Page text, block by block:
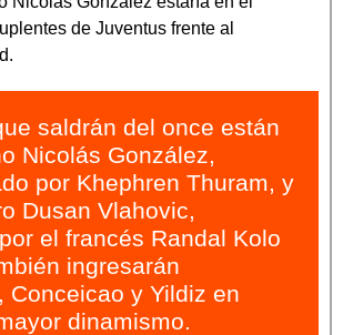
de Juventus frente al
saldrán del once están
Nicolás González,
por Khephren Thuram, y
Dusan Vlahovic,
el francés Randal Kolo
ingresarán
Conceicao y Yildiz en
dinamismo.